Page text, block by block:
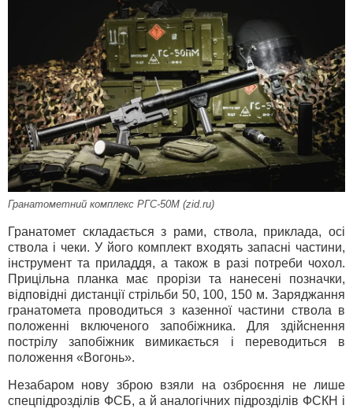
Гранатометний комплекс РГС-50М (zid.ru)
Гранатомет складається з рами, ствола, приклада, осі
ствола і чеки. У його комплект входять запасні частини,
інструмент та приладдя, а також в разі потреби чохол.
Прицільна планка має прорізи та нанесені позначки,
відповідні дистанції стрільби 50, 100, 150 м. Заряджання
гранатомета проводиться з казенної частини ствола в
положенні включеного запобіжника. Для здійснення
пострілу запобіжник вимикається і переводиться в
положення «Вогонь».
Незабаром нову зброю взяли на озброєння не лише
спецпідрозділів ФСБ, а й аналогічних підрозділів ФСКН і